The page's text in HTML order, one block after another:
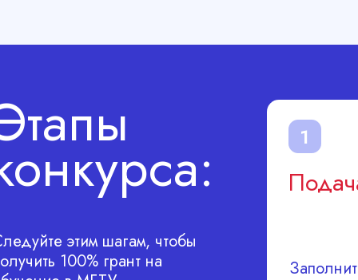
1
этим шагам, чтобы
100% грант на